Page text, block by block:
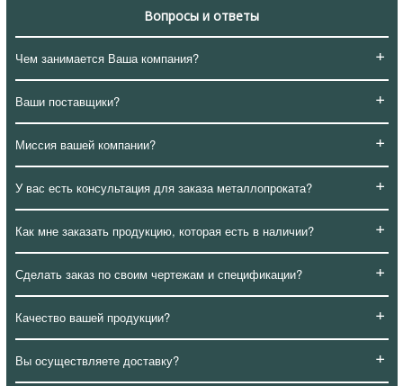
Вопросы и ответы
+
Чем занимается Ваша компания?
+
Ваши поставщики?
+
Миссия вашей компании?
+
У вас есть консультация для заказа металлопроката?
+
Как мне заказать продукцию, которая есть в наличии?
+
Сделать заказ по своим чертежам и спецификации?
+
Качество вашей продукции?
+
Вы осуществляете доставку?